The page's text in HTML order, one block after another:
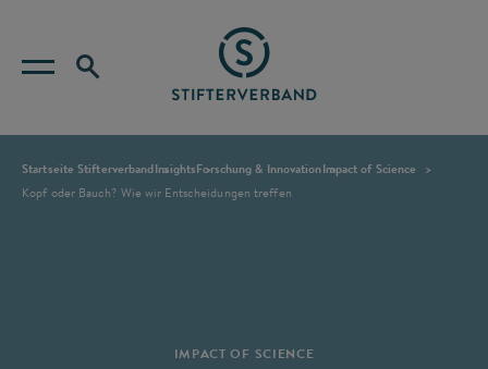
Startseite StifterverbandInsightsForschung & InnovationImpact of Science
Kopf oder Bauch? Wie wir Entscheidungen treffen
IMPACT OF SCIENCE